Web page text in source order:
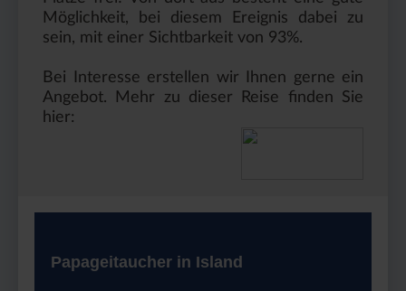
Möglichkeit, bei diesem Ereignis dabei zu
sein, mit einer Sichtbarkeit von 93%.
Bei Interesse erstellen wir Ihnen gerne ein
Angebot. Mehr zu dieser Reise finden Sie
hier:
Papageitaucher in Island